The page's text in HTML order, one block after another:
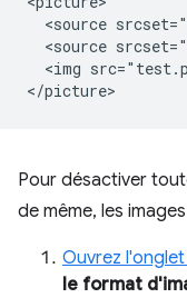
<source
<source
<img
Pour désactiver
de même, les
Ouvrez
le format